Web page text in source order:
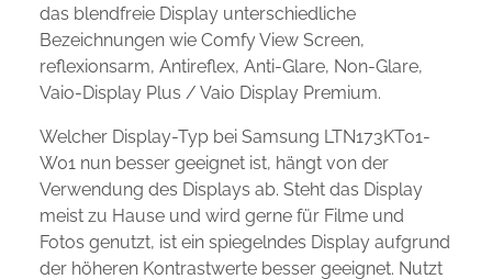
das blendfreie Display unterschiedliche
Bezeichnungen wie Comfy View Screen,
reflexionsarm, Antireflex, Anti-Glare, Non-Glare,
Vaio-Display Plus / Vaio Display Premium.
Welcher Display-Typ bei Samsung LTN173KT01-
W01 nun besser geeignet ist, hängt von der
Verwendung des Displays ab. Steht das Display
meist zu Hause und wird gerne für Filme und
Fotos genutzt, ist ein spiegelndes Display aufgrund
der höheren Kontrastwerte besser geeignet. Nutzt